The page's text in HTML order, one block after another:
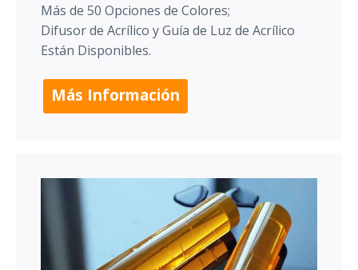
Más de 50 Opciones de Colores;
Difusor de Acrílico y Guía de Luz de Acrílico
Están Disponibles.
Más Información